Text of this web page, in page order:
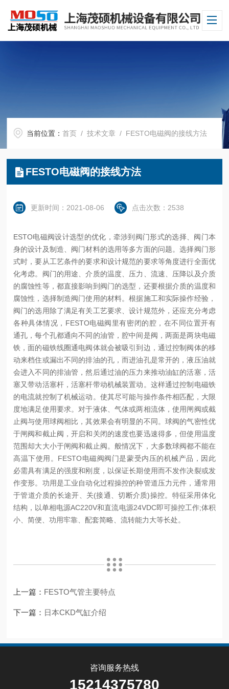
当前位置：首页 /技术文章 / FESTO电磁阀的接线方法
FESTO电磁阀的接线方法
更新时间：2021-08-06 点击次数：2538
ESTO电磁阀设计选型的优化，牵涉到阀门形式的选择、阀门本
身的设计及制造、阀门材料的选用等多方面的问题。选择阀门形
式时，要从工艺条件的要求和设计规范的要求等角度进行全面优
化考虑。阀门的用途、介质的温度、压力、流速、压降以及介质
的腐蚀性等，都直接影响到阀门的选型，还要根据介质的温度和
腐蚀性，选择制造阀门使用的材料。根据施工和实际操作经验，
阀门的选用除了满足有关工艺要求、设计规范外，还应充分考虑
各种具体情况，FESTO电磁阀里有密闭的腔，在不同位置开有
通孔，每个孔都通向不同的油管，腔中间是阀，两面是两块电磁
铁，面的磁铁线圈通电阀体就会被吸引到边，通过控制阀体的移
动来档住或漏出不同的排油的孔，而进油孔是常开的，液压油就
会进入不同的排油管，然后通过油的压力来推动油缸的活塞，活
塞又带动活塞杆，活塞杆带动机械装置动。这样通过控制电磁铁
的电流就控制了机械运动。使其尽可能与操作条件相匹配，大限
度地满足使用要求。对于液体、气体或两相流体，使用闸阀或截
止阀与使用球阀相比，其效果会有明显的不同。球阀的气密性优
于闸阀和截止阀，开启和关闭的速度也要迅速得多，但使用温度
范围却大大小于闸阀和截止阀。般情况下，大多数球阀都不能在
高温下使用。 FESTO电磁阀阀门是蒙受内压的机械产品，因此
必需具有满足的强度和刚度，以保证长期使用而不发作决裂或发
作变形。功用是工业自动化过程操控的种管道压力元件，通常用
于管道介质的长途开、关(接通、切断介质)操控。特征采用体化
结构，以单相电源AC220V和直流电源24VDC即可操控工作;体积
小、简便、功用牢靠、配套简略、流转能力大等长处。
上一篇： FESTO气管主要特点
下一篇： 日本CKD气缸介绍
咨询服务热线
15214375780